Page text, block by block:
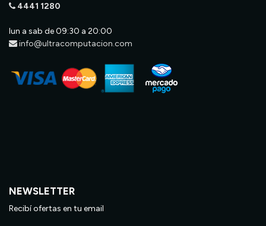
4441 1280
lun a sab de 09:30 a 20:00
info@ultracomputacion.com
NEWSLETTER
Recibí ofertas en tu email